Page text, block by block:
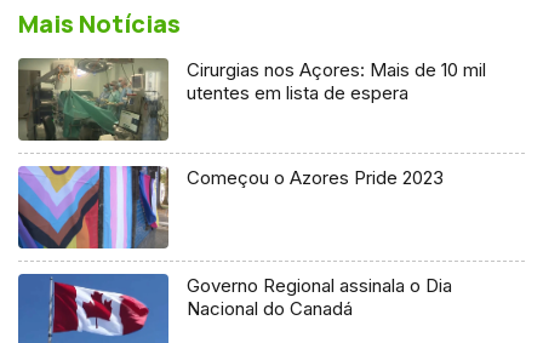
Mais Notícias
Cirurgias nos Açores: Mais de 10 mil
utentes em lista de espera
Começou o Azores Pride 2023
Governo Regional assinala o Dia
Nacional do Canadá